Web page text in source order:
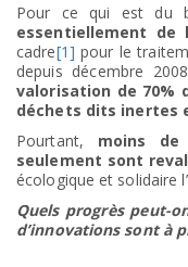
Pour ce qui est du
essentiellement de
cadre[1] pour le
depuis décembre
valorisation de 70%
déchets dits inertes
Pourtant, moins
seulement sont
écologique et solidaire
Quels progrès peut-
d’innovations sont à